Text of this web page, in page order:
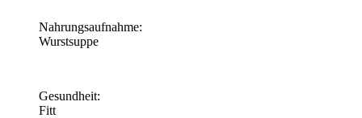
Nahrungsaufnahme:
Wurstsuppe
Gesundheit:
Fitt